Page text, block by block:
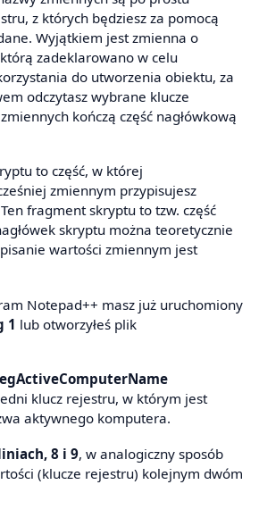
z których będziesz za pomocą
Wyjątkiem jest zmienna o
zadeklarowano w celu
do utworzenia obiektu, za
odczytasz wybrane klucze
kończą część nagłówkową
to część, w której
zmiennym przypisujesz
fragment skryptu to tzw. część
skryptu można teoretycznie
wartości zmiennym jest
Notepad++ masz już uruchomiony
1 lub otworzyłeś plik
klucz rejestru, w którym jest
aktywnego komputera.
8 i 9, w analogiczny sposób
(klucze rejestru) kolejnym dwóm